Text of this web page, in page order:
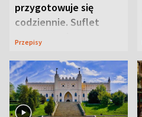
przygotowuje się
codziennie. Suflet
serowy zachwyca
Przepisy